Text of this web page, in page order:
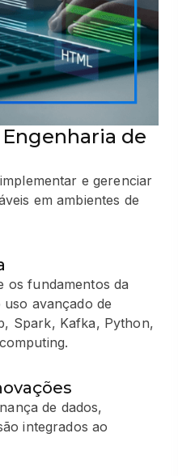
de
e gerenciar
em ambientes de
os fundamentos da
avançado de
Spark, Kafka, Python,
de dados,
integrados ao